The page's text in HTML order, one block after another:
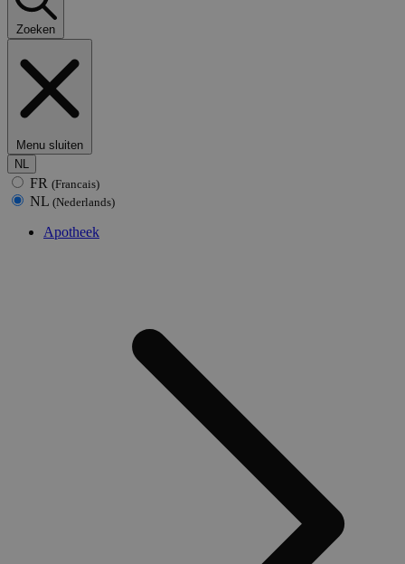
Zoeken
Menu sluiten
NL
FR (Francais)
NL (Nederlands)
Apotheek